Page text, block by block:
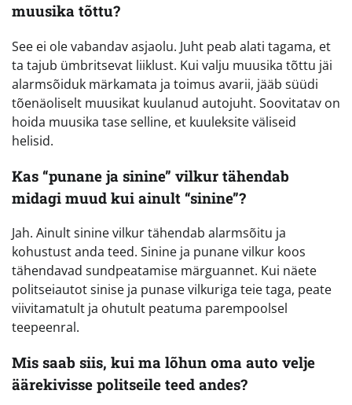
muusika tõttu?
See ei ole vabandav asjaolu. Juht peab alati tagama, et
ta tajub ümbritsevat liiklust. Kui valju muusika tõttu jäi
alarmsõiduk märkamata ja toimus avarii, jääb süüdi
tõenäoliselt muusikat kuulanud autojuht. Soovitatav on
hoida muusika tase selline, et kuuleksite väliseid
helisid.
Kas “punane ja sinine” vilkur tähendab
midagi muud kui ainult “sinine”?
Jah. Ainult sinine vilkur tähendab alarmsõitu ja
kohustust anda teed. Sinine ja punane vilkur koos
tähendavad sundpeatamise märguannet. Kui näete
politseiautot sinise ja punase vilkuriga teie taga, peate
viivitamatult ja ohutult peatuma parempoolsel
teepeenral.
Mis saab siis, kui ma lõhun oma auto velje
äärekivisse politseile teed andes?